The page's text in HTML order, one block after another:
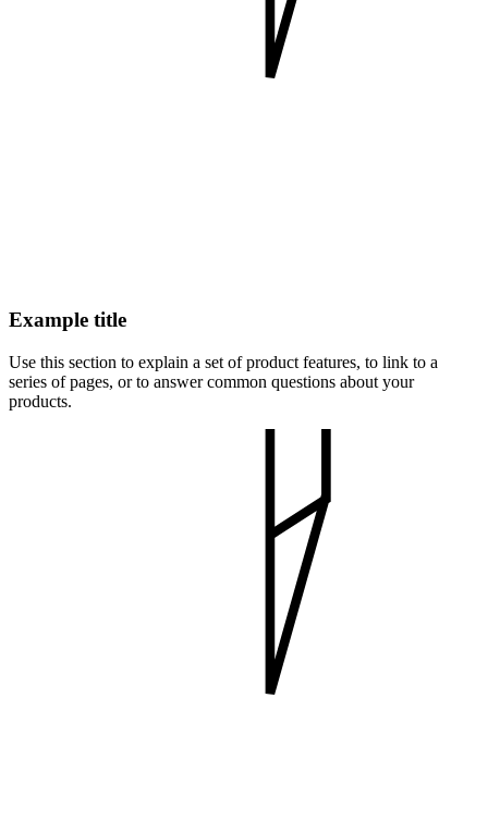
Example title
Use this section to explain a set of product features, to link to a
series of pages, or to answer common questions about your
products.